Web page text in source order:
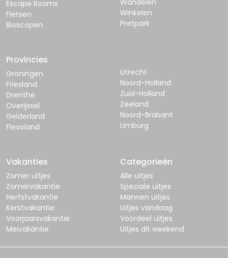
Escape Rooms
Fietsen
Bioscopen
Wandelen
Winkelen
Pretpark
Provincies
Groningen
Friesland
Drenthe
Overijssel
Gelderland
Flevoland
Utrecht
Noord-Holland
Zuid-Holland
Zeeland
Noord-Brabant
Limburg
Vakanties
Zomer uitjes
Zomervakantie
Herfstvakantie
Kerstvakantie
Voorjaarsvakantie
Meivakantie
Categorieën
Alle uitjes
Speciale uitjes
Mannen uitjes
Uitjes vandaag
Voordeel uitjes
Uitjes dit weekend